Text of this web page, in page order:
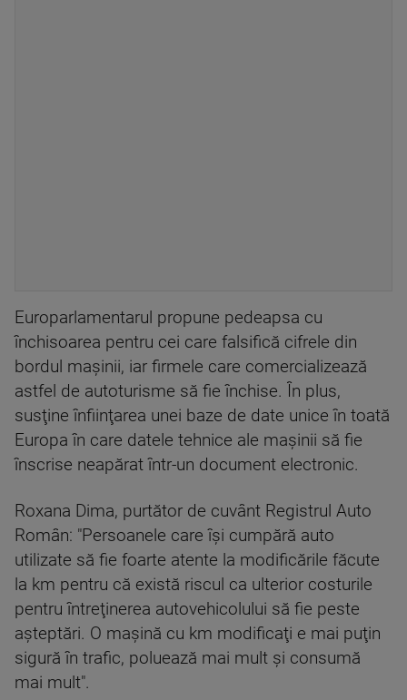
Europarlamentarul propune pedeapsa cu
închisoarea pentru cei care falsifică cifrele din
bordul maşinii, iar firmele care comercializează
astfel de autoturisme să fie închise. În plus,
susţine înfiinţarea unei baze de date unice în toată
Europa în care datele tehnice ale maşinii să fie
înscrise neapărat într-un document electronic.
Roxana Dima, purtător de cuvânt Registrul Auto
Român: "Persoanele care îşi cumpără auto
utilizate să fie foarte atente la modificările făcute
la km pentru că există riscul ca ulterior costurile
pentru întreţinerea autovehicolului să fie peste
aşteptări. O maşină cu km modificaţi e mai puţin
sigură în trafic, poluează mai mult şi consumă
mai mult".